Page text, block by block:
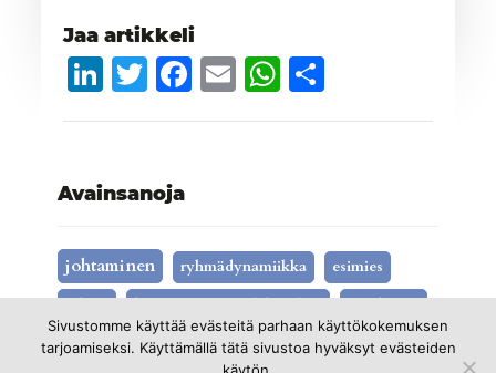
Jaa artikkeli
LinkedIn
Twitter
Facebook
EmailWhatsApp
Avainsanoja
johtaminen ryhmädynamiikka
esimies
ryhmä
hyvinvoinnin suurlähettiläät
työyhteisö
hyvinvointi
kehitys koulutus valmennus
Sivustomme käyttää evästeitä parhaan käyttökokemuksen
tarjoamiseksi. Käyttämällä tätä sivustoa hyväksyt evästeiden